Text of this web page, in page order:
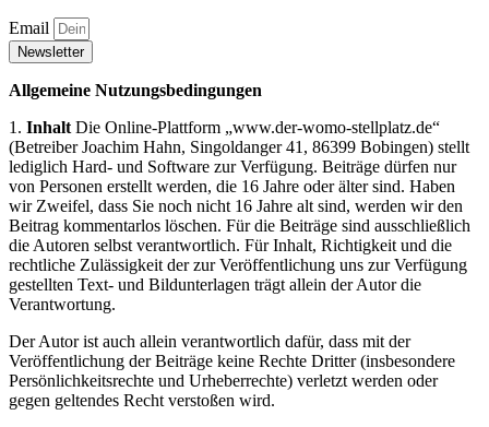
Email
Newsletter
Allgemeine Nutzungsbedingungen
1. Inhalt Die Online-Plattform „www.der-womo-stellplatz.de“
(Betreiber Joachim Hahn, Singoldanger 41, 86399 Bobingen) stellt
lediglich Hard- und Software zur Verfügung. Beiträge dürfen nur
von Personen erstellt werden, die 16 Jahre oder älter sind. Haben
wir Zweifel, dass Sie noch nicht 16 Jahre alt sind, werden wir den
Beitrag kommentarlos löschen. Für die Beiträge sind ausschließlich
die Autoren selbst verantwortlich. Für Inhalt, Richtigkeit und die
rechtliche Zulässigkeit der zur Veröffentlichung uns zur Verfügung
gestellten Text- und Bildunterlagen trägt allein der Autor die
Verantwortung.
Der Autor ist auch allein verantwortlich dafür, dass mit der
Veröffentlichung der Beiträge keine Rechte Dritter (insbesondere
Persönlichkeitsrechte und Urheberrechte) verletzt werden oder
gegen geltendes Recht verstoßen wird.